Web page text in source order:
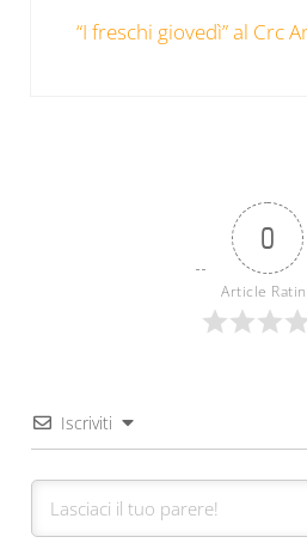
“I freschi giovedì” al Crc
0
Article
Iscriviti